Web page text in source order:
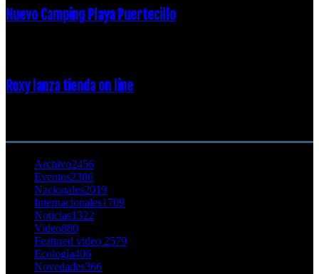
Nuevo Camping Playa Puertecillo
Roxy lanza tienda on line
Archivo2456
Eventos2386
Nacionales2019
Internacionales1709
Noticias1322
Video880
Featured video 2579
Ecología406
Novedades366